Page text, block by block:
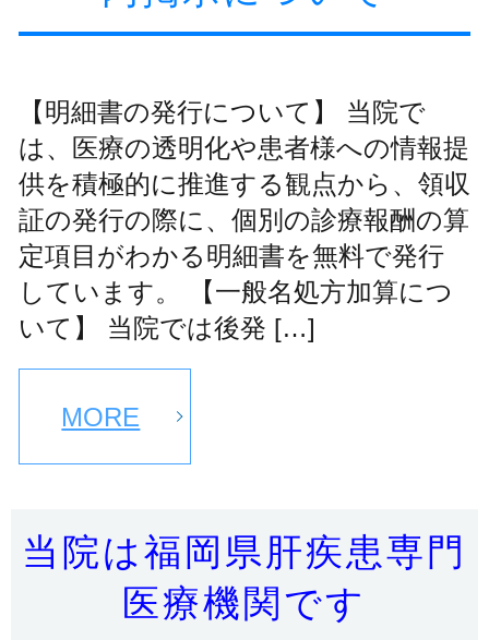
【明細書の発行について】 当院で
は、医療の透明化や患者様への情報提
供を積極的に推進する観点から、領収
証の発行の際に、個別の診療報酬の算
定項目がわかる明細書を無料で発行
しています。 【一般名処方加算につ
いて】 当院では後発 […]
MORE
当院は福岡県肝疾患専門
医療機関です